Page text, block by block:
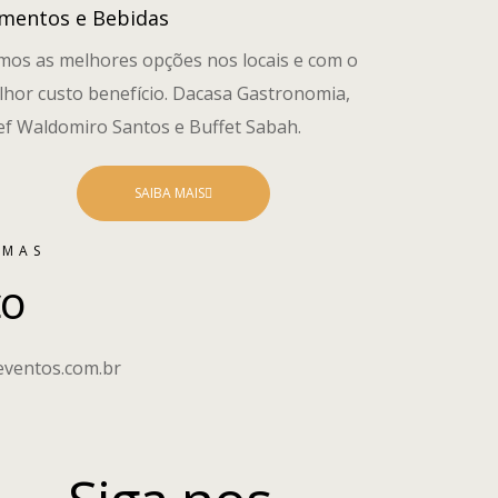
e Bebidas
as melhores opções nos locais e com o
custo benefício. Dacasa Gastronomia,
Waldomiro Santos e Buffet Sabah.
SAIBA MAIS